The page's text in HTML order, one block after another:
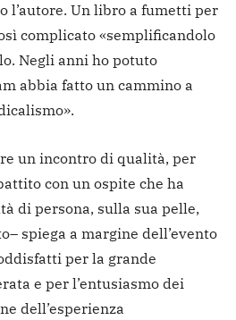
l’autore. Un libro a fumetti per
complicato «semplificandolo
Negli anni ho potuto
abbia fatto un cammino a
un incontro di qualità, per
con un ospite che ha
di persona, sulla sua pelle,
spiega a margine dell’evento
per la grande
e per l’entusiasmo dei
dell’esperienza